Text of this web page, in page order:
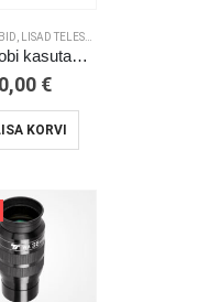
LISAD TELESKOOPIDELE
Teleskoobi kasutamise koolitus
€
KORVI